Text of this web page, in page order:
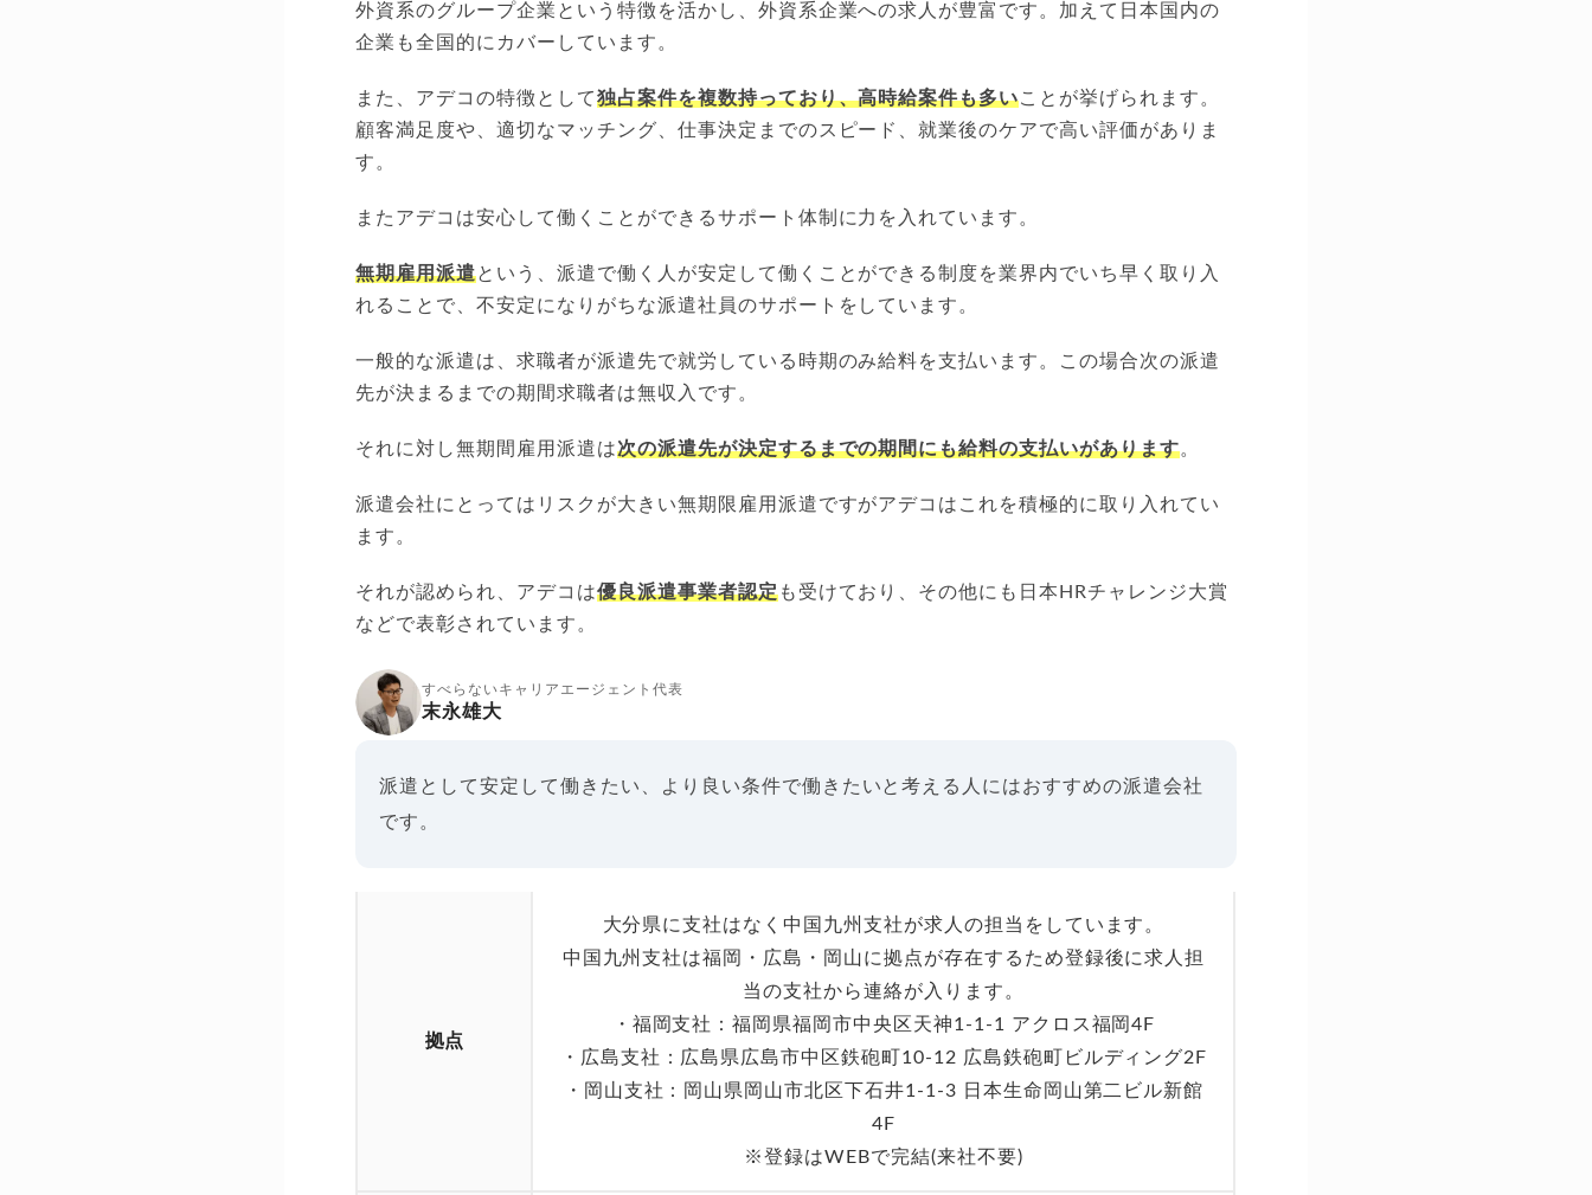
外資系のグループ企業という特徴を活かし、外資系企業への求人が豊富です。加えて日本国内の
企業も全国的にカバーしています。
また、アデコの特徴として独占案件を複数持っており、高時給案件も多いことが挙げられます。
顧客満足度や、適切なマッチング、仕事決定までのスピード、就業後のケアで高い評価がありま
す。
またアデコは安心して働くことができるサポート体制に力を入れています。
無期雇用派遣という、派遣で働く人が安定して働くことができる制度を業界内でいち早く取り入
れることで、不安定になりがちな派遣社員のサポートをしています。
一般的な派遣は、求職者が派遣先で就労している時期のみ給料を支払います。この場合次の派遣
先が決まるまでの期間求職者は無収入です。
それに対し無期間雇用派遣は次の派遣先が決定するまでの期間にも給料の支払いがあります。
派遣会社にとってはリスクが大きい無期限雇用派遣ですがアデコはこれを積極的に取り入れてい
ます。
それが認められ、アデコは優良派遣事業者認定も受けており、その他にも日本HRチャレンジ大賞
などで表彰されています。
すべらないキャリアエージェント代表
末永雄大
派遣として安定して働きたい、より良い条件で働きたいと考える人にはおすすめの派遣会社
です。
拠点
大分県に支社はなく中国九州支社が求人の担当をしています。
中国九州支社は福岡・広島・岡山に拠点が存在するため登録後に求人担
当の支社から連絡が入ります。
・福岡支社：福岡県福岡市中央区天神1-1-1 アクロス福岡4F
・広島支社：広島県広島市中区鉄砲町10-12 広島鉄砲町ビルディング2F
・岡山支社：岡山県岡山市北区下石井1-1-3 日本生命岡山第二ビル新館
4F
※登録はWEBで完結(来社不要)